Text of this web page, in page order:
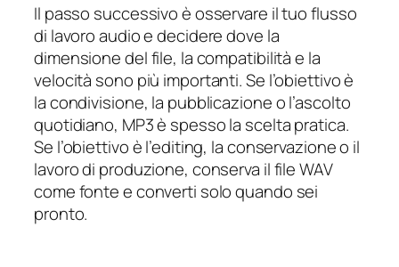
Il passo successivo è osservare il tuo flusso
di lavoro audio e decidere dove la
dimensione del file, la compatibilità e la
velocità sono più importanti. Se l’obiettivo è
la condivisione, la pubblicazione o l’ascolto
quotidiano, MP3 è spesso la scelta pratica.
Se l’obiettivo è l’editing, la conservazione o il
lavoro di produzione, conserva il file WAV
come fonte e converti solo quando sei
pronto.